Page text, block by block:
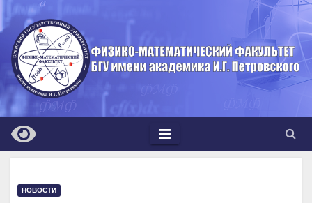
Перейти
к
содержимому
НОВОСТИ